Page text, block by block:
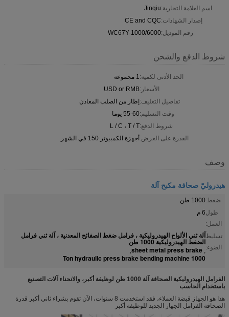
اسم العلامة التجارية:Jinqiu
إصدار الشهادات:CE and CQC
رقم الموديل:WC67Y-1000/6000
شروط الدفع والشحن
الحد الأدنى لكمية:1 مجموعة
الأسعار:USD or RMB
تفاصيل التغليف:إطار من الصلب المعادن
وقت التسليم:55-60 يوما
شروط الدفع:L / C ، T / T
القدرة على العرض:أجهزة الكمبيوتر 150 في الشهر
وصف
هيدروليّ صحافة مكبح آلة
ضغط:1000 طن
طول
العمل:
6 م
تسليط
الضوء:
آلة ثني الألواح الهيدروليكية ، فرامل ضغط الصفائح المعدنية ، آلة ثني فرامل
الضغط الهيدروليكية 1000 طن
,
sheet metal press brake
,
1000 Ton hydraulic press brake bending machine
الفرامل الهيدروليكية الصحافة آلة 1000 طن لوظيفة أكبر، والانحناء آلات التصنيع
باستخدام الحاسب
هذا هو الجهاز قبضة العملاء، فقد استخدمت 8 سنوات، الآن تقوم بشراء ثاني أكبر قدرة
الصحافة الفرامل الجهاز الجديد للوظيفة أكبر